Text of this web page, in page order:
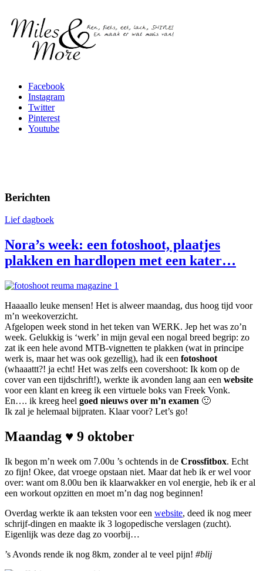
Facebook
Instagram
Twitter
Pinterest
Youtube
Berichten
Lief dagboek
Nora’s week: een fotoshoot, plaatjes
plakken en hardlopen met een kater…
Haaaallo leuke mensen! Het is alweer maandag, dus hoog tijd voor
m’n weekoverzicht.
Afgelopen week stond in het teken van WERK. Jep het was zo’n
week. Gelukkig is ‘werk’ in mijn geval een nogal breed begrip: zo
zat ik een hele avond MTB-vignetten te plakken (wat in principe
werk is, maar het was ook gezellig), had ik een fotoshoot
(whaaattt?! ja echt! Het was zelfs een covershoot: Ik kom op de
cover van een tijdschrift!), werkte ik avonden lang aan een website
voor een klant en kreeg ik een virtuele boks van Freek Vonk.
En…. ik kreeg heel goed nieuws over m’n examen 🙂
Ik zal je helemaal bijpraten. Klaar voor? Let’s go!
Maandag ♥ 9 oktober
Ik begon m’n week om 7.00u ’s ochtends in de Crossfitbox. Echt
zo fijn! Okee, dat vroege opstaan niet. Maar dat heb ik er wel voor
over: want om 8.00u ben ik klaarwakker en vol energie, heb ik er al
een workout opzitten en moet m’n dag nog beginnen!
Overdag werkte ik aan teksten voor een website, deed ik nog meer
schrijf-dingen en maakte ik 3 logopedische verslagen (zucht).
Eigenlijk was deze dag zo voorbij…
’s Avonds rende ik nog 8km, zonder al te veel pijn! #blij